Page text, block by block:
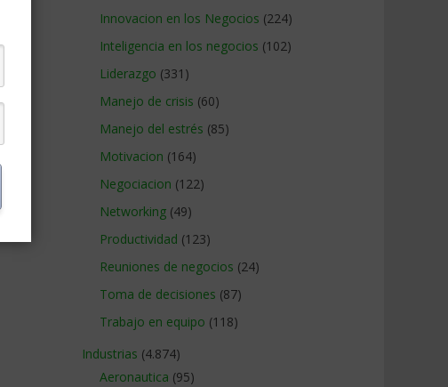
Innovacion en los Negocios (224)
Inteligencia en los negocios (102)
Liderazgo (331)
Manejo de crisis (60)
Manejo del estrés (85)
Motivacion (164)
Negociacion (122)
Networking (49)
Productividad (123)
Reuniones de negocios (24)
Toma de decisiones (87)
Trabajo en equipo (118)
Industrias (4.874)
Aeronautica (95)